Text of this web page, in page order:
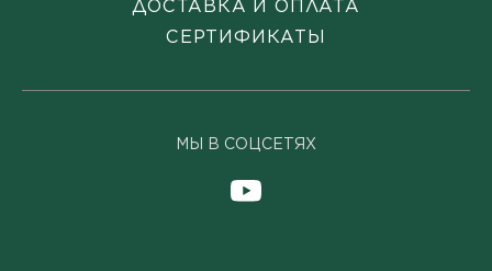
ДОСТАВКА И ОПЛАТА
СЕРТИФИКАТЫ
МЫ В СОЦСЕТЯХ